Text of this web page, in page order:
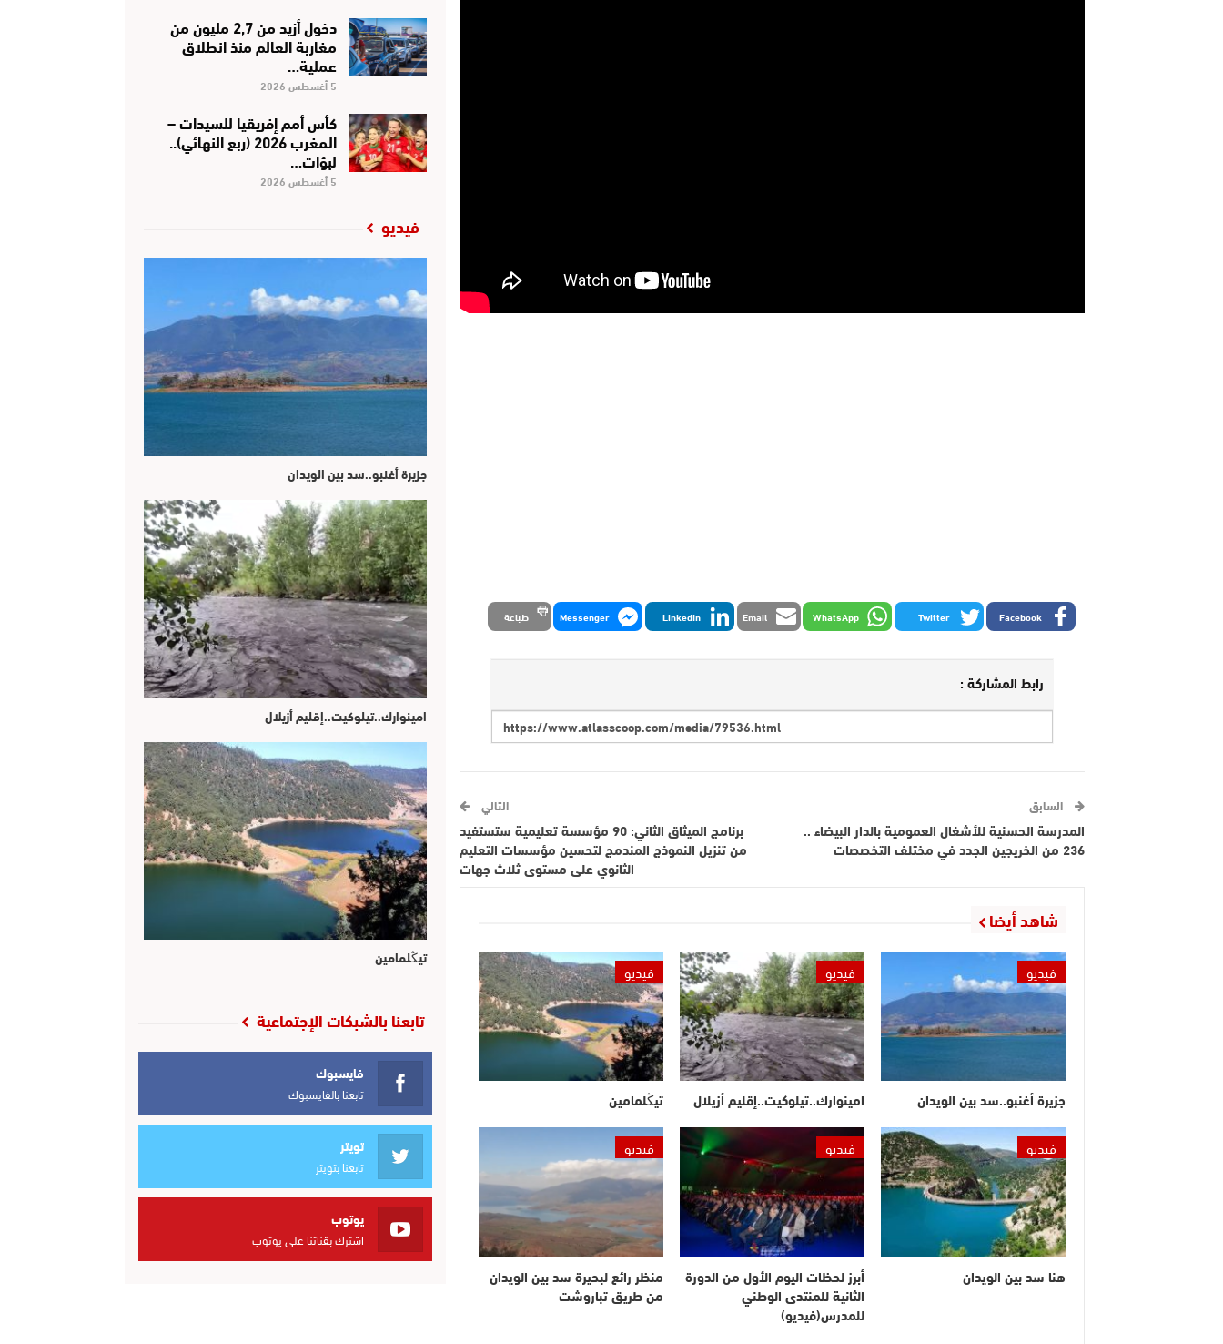
Facebook
Twitter
WhatsApp
Email
LinkedIn
Messenger طباعة
رابط المشاركة :
السابق
المدرسة الحسنية للأشغال العمومية بالدار البيضاء ..
236 من الخريجين الجدد في مختلف التخصصات
التالي
برنامج الميثاق الثاني: 90 مؤسسة تعليمية ستستفيد
من تنزيل النموذج المندمج لتحسين مؤسسات التعليم
الثانوي على مستوى ثلاث جهات
شاهد أيضا
فيديو
جزيرة أغنبو..سد بين الويدان
فيديو
امينوارك..تيلوكيت..إقليم أزيلال
فيديو
تيڭلمامين
فيديو
هنا سد بين الويدان
فيديو
أبرز لحظات اليوم الأول من الدورة
الثانية للمنتدى الوطني
للمدرس(فيديو)
فيديو
منظر رائع لبحيرة سد بين الويدان
من طريق تباروشت
دخول أزيد من 2,7 مليون من
مغاربة العالم منذ انطلاق
عملية…
5 أغسطس 2026
كأس أمم إفريقيا للسيدات –
المغرب 2026 (ربع النهائي)..
لبؤات…
5 أغسطس 2026
فيديو
جزيرة أغنبو..سد بين الويدان
امينوارك..تيلوكيت..إقليم أزيلال
تيڭلمامين
تابعنا بالشبكات الإجتماعية
فايسبوك
تابعنا بالفايسبوك
تويتر
تابعنا بتويتر
يوتوب
اشترك بقناتنا على يوتوب